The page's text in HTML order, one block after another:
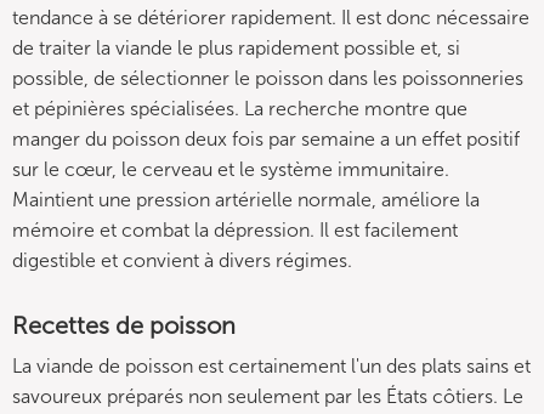
tendance à se détériorer rapidement. Il est donc nécessaire
de traiter la viande le plus rapidement possible et, si
possible, de sélectionner le poisson dans les poissonneries
et pépinières spécialisées. La recherche montre que
manger du poisson deux fois par semaine a un effet positif
sur le cœur, le cerveau et le système immunitaire.
Maintient une pression artérielle normale, améliore la
mémoire et combat la dépression. Il est facilement
digestible et convient à divers régimes.
Recettes de poisson
La viande de poisson est certainement l'un des plats sains et
savoureux préparés non seulement par les États côtiers. Le